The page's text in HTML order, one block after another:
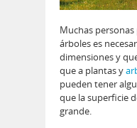
Muchas
árboles es
dimensiones y
que a plantas y
pueden tener
que la superficie
grande.